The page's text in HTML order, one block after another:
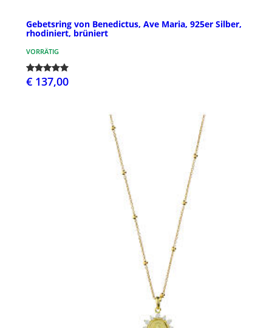
Gebetsring von Benedictus, Ave Maria, 925er Silber,
rhodiniert, brüniert
VORRÄTIG
€ 137,00